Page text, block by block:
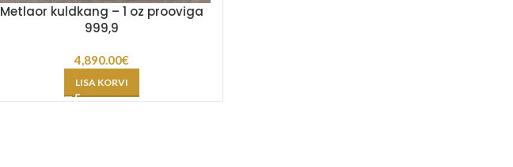
Metlaor kuldkang – 1 oz prooviga
999,9
4,890.00€
LISA KORVI